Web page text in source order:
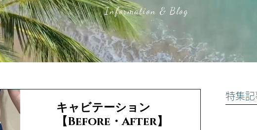
Information & Blog
キャビテーション
【Before・After】
特集記